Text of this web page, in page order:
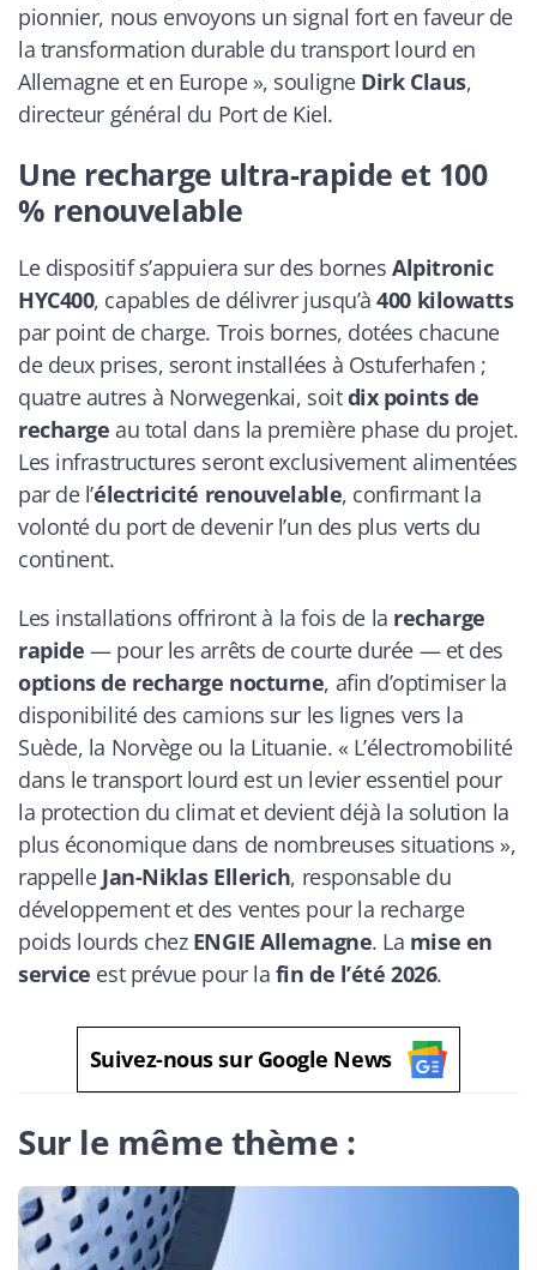
pionnier, nous envoyons un signal fort en faveur de
la transformation durable du transport lourd en
Allemagne et en Europe », souligne Dirk Claus,
directeur général du Port de Kiel.
Une recharge ultra-rapide et 100
% renouvelable
Le dispositif s’appuiera sur des bornes Alpitronic
HYC400, capables de délivrer jusqu’à400 kilowatts
par point de charge. Trois bornes, dotées chacune
de deux prises, seront installées à Ostuferhafen ;
quatre autres à Norwegenkai, soitdix points de
recharge au total dans la première phase du projet.
Les infrastructures seront exclusivement alimentées
par de l’électricité renouvelable, confirmant la
volonté du port de devenir l’un des plus verts du
continent.
Les installations offriront à la fois de la recharge
rapide — pour les arrêts de courte durée — et des
options de recharge nocturne, afin d’optimiser la
disponibilité des camions sur les lignes vers la
Suède, la Norvège ou la Lituanie. « L’électromobilité
dans le transport lourd est un levier essentiel pour
la protection du climat et devient déjà la solution la
plus économique dans de nombreuses situations »,
rappelle Jan-Niklas Ellerich, responsable du
développement et des ventes pour la recharge
poids lourds chez ENGIE Allemagne. La mise en
service est prévue pour la fin de l’été 2026.
Suivez-nous sur Google News
Sur le même thème :